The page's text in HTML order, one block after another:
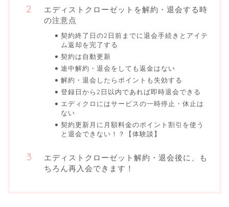
エディストクローゼットを解約・退会する時
の注意点
契約終了日の2日前までに退会手続きとアイテ
ム返却を完了する
契約は自動更新
途中解約・退会をしても返金はない
解約・退会したらポイントも失効する
登録日から2日以内であれば即時退会できる
エディクロにはサービスの一時停止・休止は
ない
契約更新月に月額料金のポイント割引を使う
と退会できない！？【体験談】
エディストクローゼット解約・退会後に、も
ちろん再入会できます！